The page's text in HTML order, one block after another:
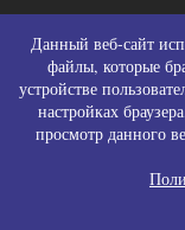
Политика
отношении
Политика
Согласие на
Согласие на
Данный веб-сайт
файлы, которые
устройстве
настройках
просмотр данного